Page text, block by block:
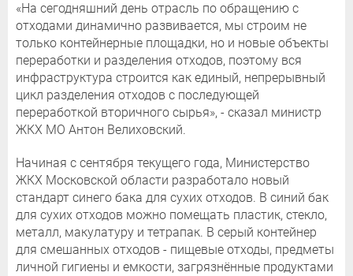
«На сегодняшний день отрасль по обращению с
отходами динамично развивается, мы строим не
только контейнерные площадки, но и новые объекты
переработки и разделения отходов, поэтому вся
инфраструктура строится как единый, непрерывный
цикл разделения отходов с последующей
переработкой вторичного сырья», - сказал министр
ЖКХ МО Антон Велиховский.
Начиная с сентября текущего года, Министерство
ЖКХ Московской области разработало новый
стандарт синего бака для сухих отходов. В синий бак
для сухих отходов можно помещать пластик, стекло,
металл, макулатуру и тетрапак. В серый контейнер
для смешанных отходов - пищевые отходы, предметы
личной гигиены и емкости, загрязнённые продуктами